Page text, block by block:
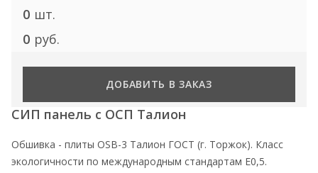
0 шт.
0 руб.
ДОБАВИТЬ В ЗАКАЗ
СИП панель с ОСП Талион
Обшивка - плиты ОSB-3 Талион ГОСТ (г. Торжок). Класс
экологичности по международным стандартам Е0,5.